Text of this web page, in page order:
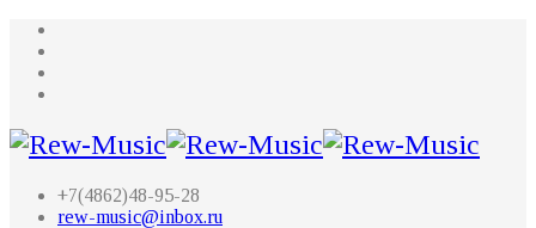
+7(4862)48-95-28
rew-music@inbox.ru